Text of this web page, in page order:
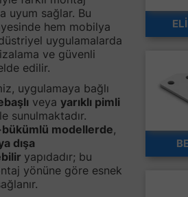
uyum sağlar. Bu
hem mobilya
uygulamalarda
ve güvenli
edilir.
uygulamaya bağlı
veya yarıklı pimli
sunulmaktadır.
bükümlü modellerde,
dışa
yapıdadır; bu
yönüne göre esnek